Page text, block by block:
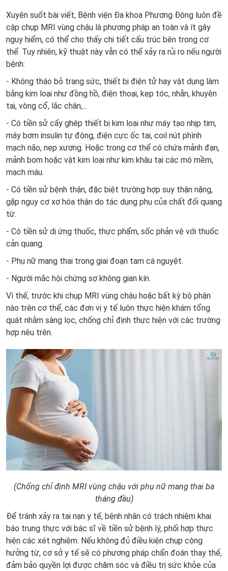
Xuyên suốt bài viết, Bệnh viện Đa khoa Phương Đông luôn đề
cập chụp MRI vùng chậu là phương pháp an toàn và ít gây
nguy hiểm, có thể cho thấy chi tiết cấu trúc bên trong cơ
thể. Tuy nhiên, kỹ thuật này vẫn có thể xảy ra rủi ro nếu người
bệnh:
- Không tháo bỏ trang sức, thiết bị điện tử hay vật dụng làm
bằng kim loại như đồng hồ, điện thoại, kẹp tóc, nhẫn, khuyên
tai, vòng cổ, lắc chân,...
- Có tiền sử cấy ghép thiết bị kim loại như máy tạo nhịp tim,
máy bơm insulin tự động, điện cực ốc tai, coil nút phình
mạch não, nẹp xương. Hoặc trong cơ thể có chứa mảnh đạn,
mảnh bom hoặc vật kim loại như kim khâu tại các mô mềm,
mạch máu.
- Có tiền sử bệnh thận, đặc biệt trường hợp suy thận nặng,
gặp nguy cơ xơ hóa thận do tác dụng phụ của chất đối quang
từ.
- Có tiền sử dị ứng thuốc, thực phẩm, sốc phản vệ với thuốc
cản quang.
- Phụ nữ mang thai trong giai đoạn tam cá nguyệt.
- Người mắc hội chứng sợ không gian kín.
Vì thế, trước khi chụp MRI vùng chậu hoặc bất kỳ bộ phận
nào trên cơ thể, các đơn vị y tế luôn thực hiện khám tổng
quát nhằm sàng lọc, chống chỉ định thực hiện với các trường
hợp nêu trên.
(Chống chỉ định MRI vùng chậu với phụ nữ mang thai ba
tháng đầu)
Để tránh xảy ra tai nạn y tế, bệnh nhân có trách nhiệm khai
báo trung thực với bác sĩ về tiền sử bệnh lý, phối hợp thực
hiện các xét nghiệm. Nếu không đủ điều kiện chụp cộng
hưởng từ, cơ sở y tế sẽ có phương pháp chẩn đoán thay thế,
đảm bảo quyền lợi được chăm sóc và điều trị sức khỏe của